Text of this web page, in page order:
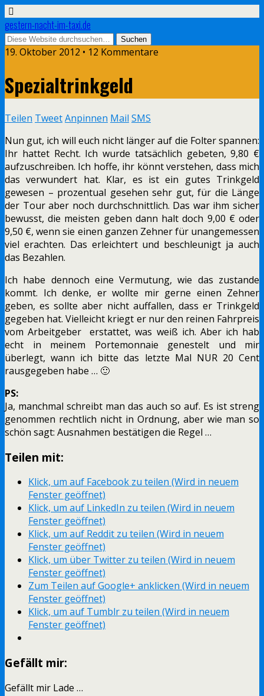
gestern-nacht-im-taxi.de
19. Oktober 2012 • 12 Kommentare
Spezialtrinkgeld
Teilen TweetAnpinnen Mail SMS
Nun gut, ich will euch nicht länger auf die Folter spannen:
Ihr hattet Recht. Ich wurde tatsächlich gebeten, 9,80 €
aufzuschreiben. Ich hoffe, ihr könnt verstehen, dass mich
das verwundert hat. Klar, es ist ein gutes Trinkgeld
gewesen – prozentual gesehen sehr gut, für die Länge
der Tour aber noch durchschnittlich. Das war ihm sicher
bewusst, die meisten geben dann halt doch 9,00 € oder
9,50 €, wenn sie einen ganzen Zehner für unangemessen
viel erachten. Das erleichtert und beschleunigt ja auch
das Bezahlen.
Ich habe dennoch eine Vermutung, wie das zustande
kommt. Ich denke, er wollte mir gerne einen Zehner
geben, es sollte aber nicht auffallen, dass er Trinkgeld
gegeben hat. Vielleicht kriegt er nur den reinen Fahrpreis
vom Arbeitgeber erstattet, was weiß ich. Aber ich hab
echt in meinem Portemonnaie genestelt und mir
überlegt, wann ich bitte das letzte Mal NUR 20 Cent
rausgegeben habe … 🙂
PS:
Ja, manchmal schreibt man das auch so auf. Es ist streng
genommen rechtlich nicht in Ordnung, aber wie man so
schön sagt: Ausnahmen bestätigen die Regel …
Teilen mit:
Klick, um auf Facebook zu teilen (Wird in neuem
Fenster geöffnet)
Klick, um auf LinkedIn zu teilen (Wird in neuem
Fenster geöffnet)
Klick, um auf Reddit zu teilen (Wird in neuem
Fenster geöffnet)
Klick, um über Twitter zu teilen (Wird in neuem
Fenster geöffnet)
Zum Teilen auf Google+ anklicken (Wird in neuem
Fenster geöffnet)
Klick, um auf Tumblr zu teilen (Wird in neuem
Fenster geöffnet)
Gefällt mir:
Gefällt mir Lade …